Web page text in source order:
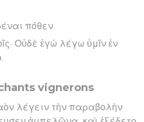
πόθεν.
Οὐδὲ ἐγὼ λέγω ὑμῖν ἐν
vignerons
λέγειν τὴν παραβολὴν